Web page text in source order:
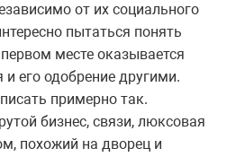
от их социального
пытаться понять
месте оказывается
его одобрение другими.
примерно так.
бизнес, связи, люксовая
похожий на дворец и